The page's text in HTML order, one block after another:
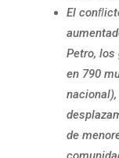
El co
Petro, los
en 790
de